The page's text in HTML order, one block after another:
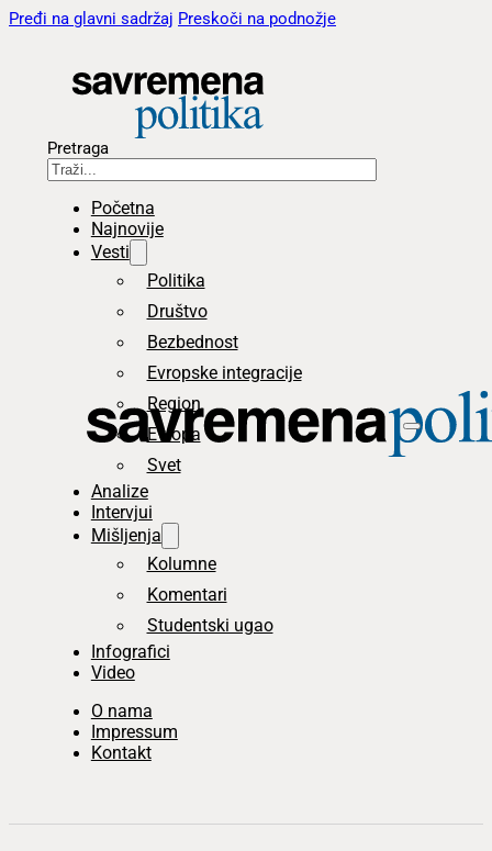
Pređi na glavni sadržaj Preskoči na podnožje
Pretraga
Početna
Najnovije
Vesti
Politika
Društvo
Bezbednost
Evropske integracije
Region
Evropa
Svet
Analize
Intervjui
Mišljenja
Kolumne
Komentari
Studentski ugao
Infografici
Video
O nama
Impressum
Kontakt